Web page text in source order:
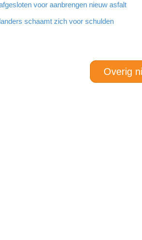
voor aanbrengen nieuw asfalt
schaamt zich voor schulden
Overig